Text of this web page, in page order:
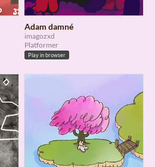
Adam damné
imagozxd
Platformer
Play in browser